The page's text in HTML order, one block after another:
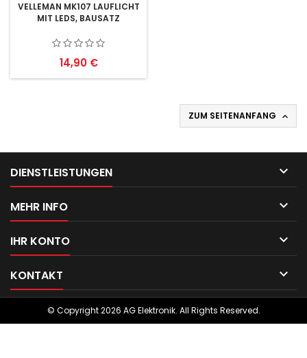
VELLEMAN MK107 LAUFLICHT
MIT LEDS, BAUSATZ
Preis
14,90 €
ZUM SEITENANFANG 
DIENSTLEISTUNGEN 
MEHR INFO 
IHR KONTO 
KONTAKT 
© Copyright 2026 AG Elektronik. All Rights Reserved.